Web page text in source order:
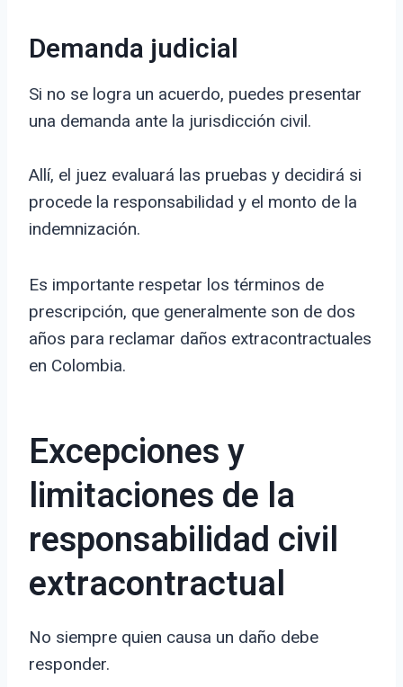
Demanda judicial
Si no se logra un acuerdo, puedes presentar
una demanda ante la jurisdicción civil.
Allí, el juez evaluará las pruebas y decidirá si
procede la responsabilidad y el monto de la
indemnización.
Es importante respetar los términos de
prescripción, que generalmente son de dos
años para reclamar daños extracontractuales
en Colombia.
Excepciones y
limitaciones de la
responsabilidad civil
extracontractual
No siempre quien causa un daño debe
responder.